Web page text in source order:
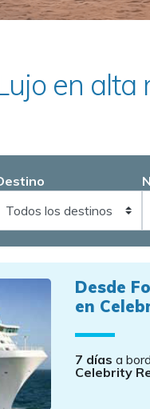
en alta
Desde
en
7 días a
Celebrity